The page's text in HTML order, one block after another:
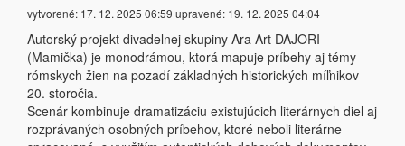
vytvorené: 17. 12. 2025 06:59 upravené: 19. 12. 2025 04:04
Autorský projekt divadelnej skupiny Ara Art DAJORI
(Mamička) je monodrámou, ktorá mapuje príbehy aj témy
rómskych žien na pozadí základných historických míľnikov
20. storočia.
Scenár kombinuje dramatizáciu existujúcich literárnych diel aj
rozprávaných osobných príbehov, ktoré neboli literárne